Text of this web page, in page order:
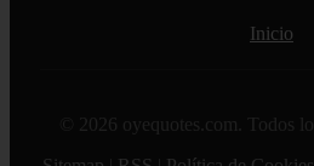
Inicio
© 2026 oyequotes.com. Todos